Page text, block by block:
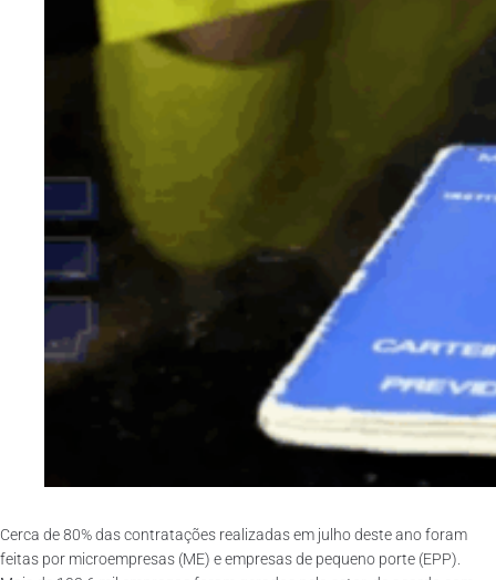
Cerca de 80% das contratações realizadas em julho deste ano foram
feitas por microempresas (ME) e empresas de pequeno porte (EPP).